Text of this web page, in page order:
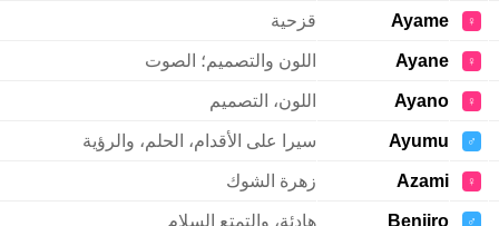
♀
Ayame قزحية
♀
Ayane اللون والتصميم؛ الصوت
♀
Ayano اللون، التصميم
♂
Ayumu سيرا على الأقدام، الحلم، والرؤية
♀
Azami زهرة الشوك
♂
Benjiro هادئة، والتمتع السلام